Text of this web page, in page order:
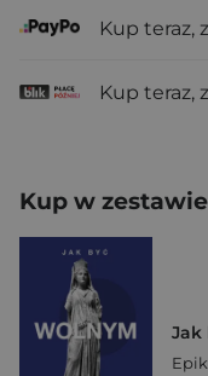
Kup teraz,
Kup teraz,
Kup w zestawie
Jak